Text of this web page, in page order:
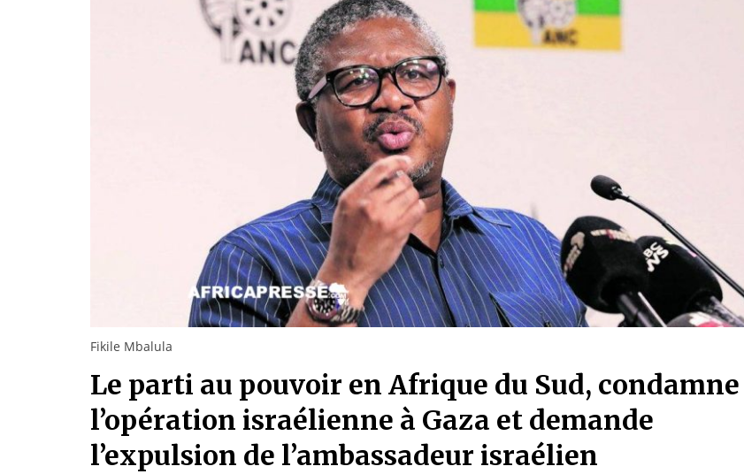
Fikile Mbalula
Le parti au pouvoir en Afrique du Sud, condamne
l’opération israélienne à Gaza et demande
l’expulsion de l’ambassadeur israélien